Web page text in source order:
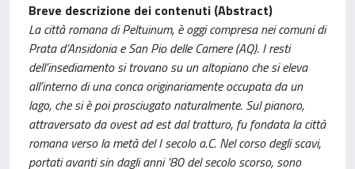
Breve descrizione dei contenuti (Abstract)
La città romana di Peltuinum, è oggi compresa nei comuni di
Prata d’Ansidonia e San Pio delle Camere (AQ). I resti
dell’insediamento si trovano su un altopiano che si eleva
all’interno di una conca originariamente occupata da un
lago, che si è poi prosciugato naturalmente. Sul pianoro,
attraversato da ovest ad est dal tratturo, fu fondata la città
romana verso la metà del I secolo a.C. Nel corso degli scavi,
portati avanti sin dagli anni ’80 del secolo scorso, sono